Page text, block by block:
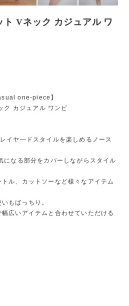
Vネック カジュアル ワ
one-piece】
ク カジュアル ワンピ
イヤ―ドスタイルを楽しめるノース
になる部分をカバーしながらスタイル
ル、カットソーなど様々なアイテム
もばっちり。
広いアイテムと合わせていただける